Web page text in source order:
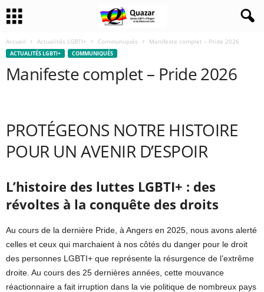
Accueil Actualités LGBTI+ Communiqués Manifeste complet – Pride 2026
ACTUALITÉS LGBTI+ COMMUNIQUÉS
Manifeste complet – Pride 2026
PROTÉGEONS NOTRE HISTOIRE
POUR UN AVENIR D’ESPOIR
L’histoire des luttes LGBTI+ : des
révoltes à la conquête des droits
Au cours de la dernière Pride, à Angers en 2025, nous avons alerté
celles et ceux qui marchaient à nos côtés du danger pour le droit
des personnes LGBTI+ que représente la résurgence de l’extrême
droite. Au cours des 25 dernières années, cette mouvance
réactionnaire a fait irruption dans la vie politique de nombreux pays